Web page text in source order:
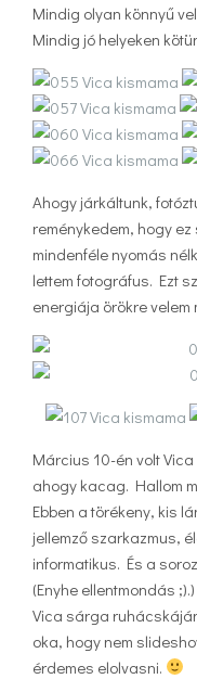
Mindig olyan könnyű
Mindig jó helyeken
Ahogy járkáltunk,
reménykedem, hogy
mindenféle nyomás
lettem fotográfus. Ezt
energiája örökre velem
Március 10-én volt
ahogy kacag. Hallom
Ebben a törékeny, kis
jellemző szarkazmus,
informatikus. És a
(Enyhe ellentmondás ;).)
Vica sárga
oka, hogy nem
érdemes elolvasni.